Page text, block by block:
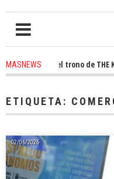
MASNEWSel trono de THE KING
ETIQUETA:
02/06/2026